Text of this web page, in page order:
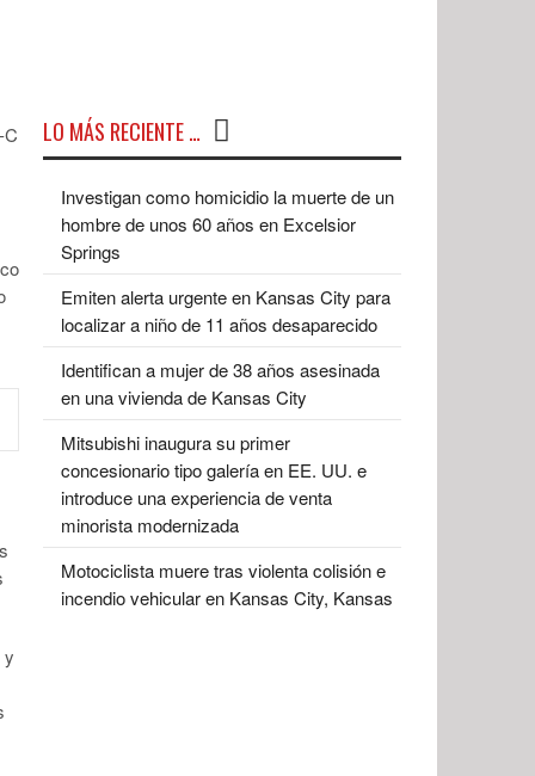
y
LO MÁS RECIENTE …
Investigan como homicidio la muerte de un
hombre de unos 60 años en Excelsior
Springs
Emiten alerta urgente en Kansas City para
localizar a niño de 11 años desaparecido
Identifican a mujer de 38 años asesinada
en una vivienda de Kansas City
Mitsubishi inaugura su primer
concesionario tipo galería en EE. UU. e
introduce una experiencia de venta
minorista modernizada
Motociclista muere tras violenta colisión e
incendio vehicular en Kansas City, Kansas